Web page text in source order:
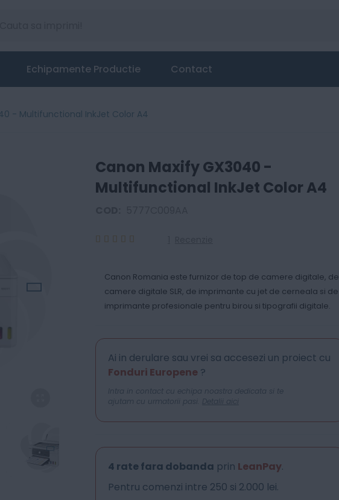
Echipamente Productie Contact
- Multifunctional InkJet Color A4
Canon Maxify GX3040 -
Multifunctional InkJet Color A4
Canon Romania este furnizor de top de camere digitale, de
camere digitale SLR, de imprimante cu jet de cerneala si de
imprimante profesionale pentru birou si tipografii digitale.
Ai in derulare sau vrei sa accesezi un proiect cu
Fonduri Europene?
Intra in contact cu echipa noastra dedicata si te
ajutam cu urmatorii pasi. Detalii aici
4 rate fara dobanda prin LeanPay.
Pentru comenzi intre 250 si 2.000 lei.
Multifunctional InkJet Color A4